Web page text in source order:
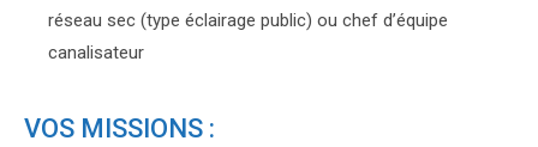
réseau sec (type éclairage public) ou chef d’équipe
canalisateur
VOS MISSIONS :